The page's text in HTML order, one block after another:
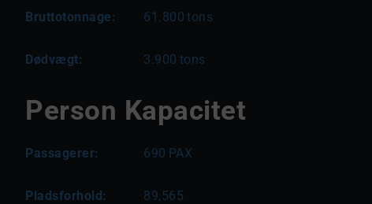
Bruttotonnage: 61.800 tons
Dødvægt: 3.900 tons
Person Kapacitet
Passagerer: 690 PAX
Pladsforhold: 89,565